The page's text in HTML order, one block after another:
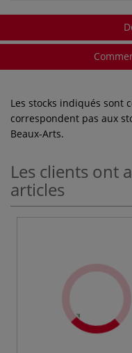
Les stocks indiqués sont
correspondent pas aux
Beaux-Arts.
Les clients ont
articles